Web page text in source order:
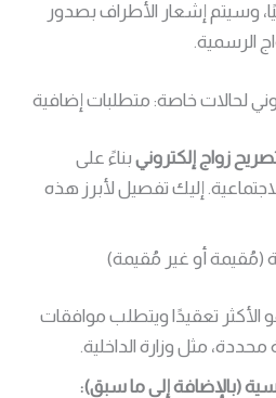
وسيتم إشعار الأطراف بصدور
الرسمية.
لحالات خاصة: متطلبات إضافية
زواج إلكتروني بناءً على
إليك تفصيل لأبرز هذه
الأكثر تعقيدًا ويتطلب موافقات
مثل وزارة الداخلية.
(بالإضافة إلى ما سبق):